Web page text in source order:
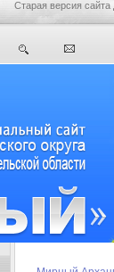
Старая версия сайта